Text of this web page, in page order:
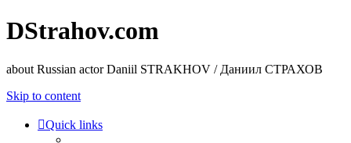
DStrahov.com
about Russian actor Daniil STRAKHOV / Даниил СТРАХОВ
Skip to content
Quick links